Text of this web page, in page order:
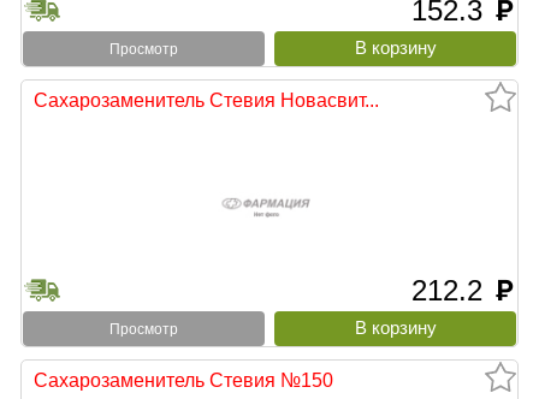
152.3 руб
Просмотр
Сахарозаменитель Стевия Новасвит...
212.2 руб
Просмотр
Сахарозаменитель Стевия №150